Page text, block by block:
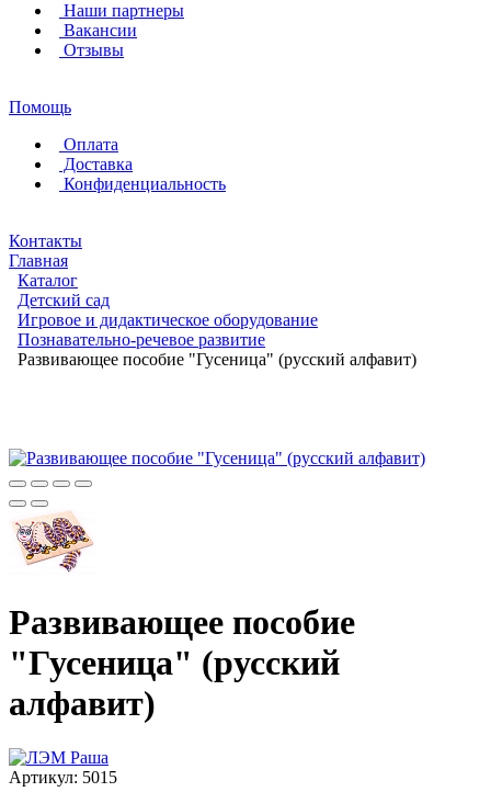
Наши партнеры
Вакансии
Отзывы
Помощь
Оплата
Доставка
Конфиденциальность
Контакты
Главная
Каталог
Детский сад
Игровое и дидактическое оборудование
Познавательно-речевое развитие
Развивающее пособие "Гусеница" (русский алфавит)
Развивающее пособие
"Гусеница" (русский
алфавит)
Артикул: 5015